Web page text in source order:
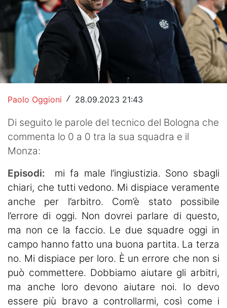
Hockey
Pallanuoto
Pallamano
Altre
News
Turismo
Eventi
Paolo Oggioni / 28.09.2023 21:43
Di seguito le parole del tecnico del Bologna che
commenta lo 0 a 0 tra la sua squadra e il
Monza:
Episodi:
mi fa male l’ingiustizia. Sono sbagli
chiari, che tutti vedono. Mi dispiace veramente
anche per l’arbitro. Com’è stato possibile
l’errore di oggi. Non dovrei parlare di questo,
ma non ce la faccio. Le due squadre oggi in
campo hanno fatto una buona partita. La terza
no. Mi dispiace per loro. È un errore che non si
può commettere. Dobbiamo aiutare gli arbitri,
ma anche loro devono aiutare noi. Io devo
essere più bravo a controllarmi, così come i